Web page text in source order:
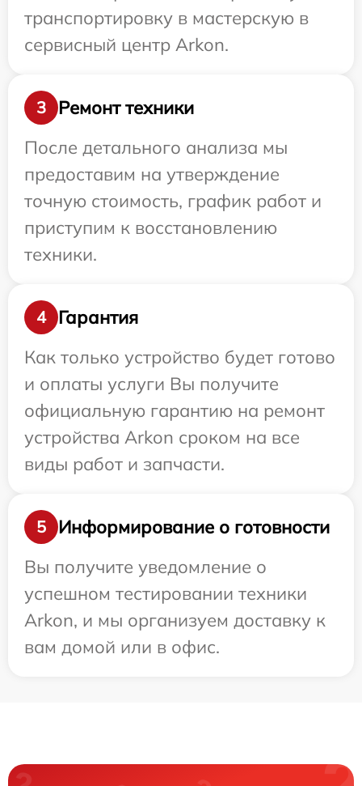
транспортировку в мастерскую в
сервисный центр Arkon.
3
Ремонт техники
После детального анализа мы
предоставим на утверждение
точную стоимость, график работ и
приступим к восстановлению
техники.
4
Гарантия
Как только устройство будет готово
и оплаты услуги Вы получите
официальную гарантию на ремонт
устройства Arkon сроком на все
виды работ и запчасти.
5
Информирование о готовности
Вы получите уведомление о
успешном тестировании техники
Arkon, и мы организуем доставку к
вам домой или в офис.